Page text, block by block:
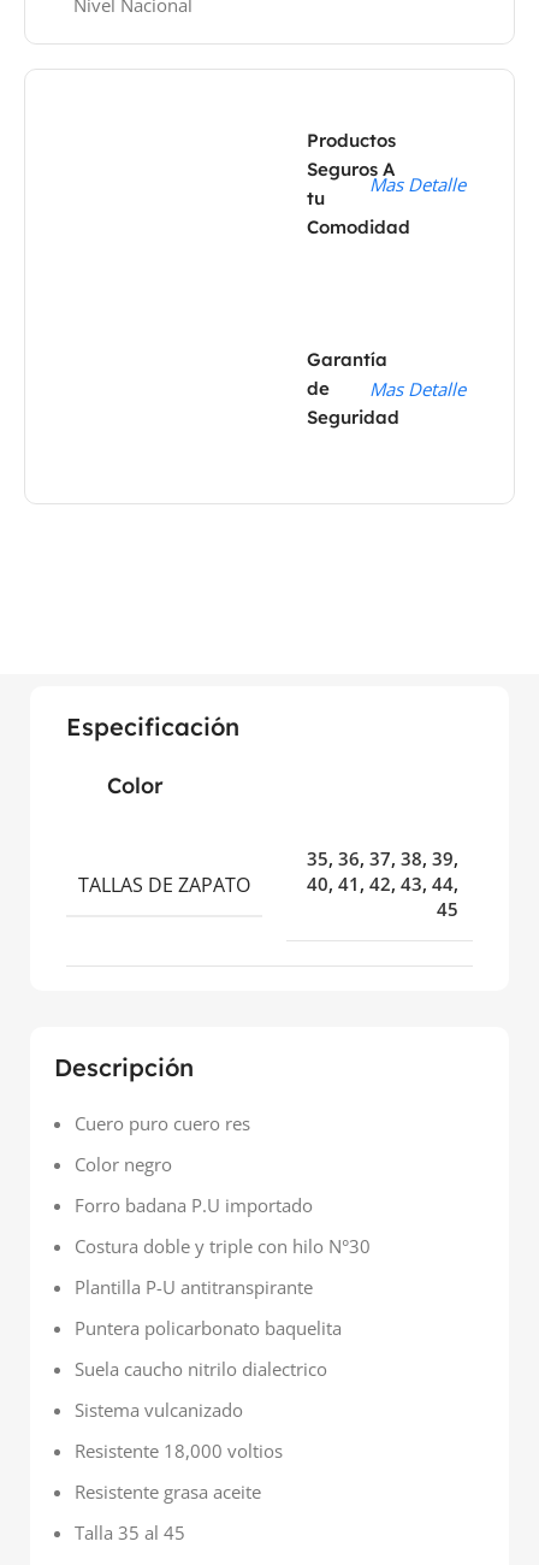
Productos
Seguros A
tu
Comodidad
Mas Detalle
Garantía
de
Seguridad
Mas Detalle
Descripción
Cuero puro cuero res
Color negro
Forro badana P.U importado
Costura doble y triple con hilo N°30
Plantilla P-U antitranspirante
Puntera policarbonato baquelita
Suela caucho nitrilo dialectrico
Sistema vulcanizado
Resistente 18,000 voltios
Resistente grasa aceite
Talla 35 al 45
Especificación
Color
TALLAS DE ZAPATO
35, 36, 37, 38, 39,
40, 41 , 42, 43, 44,
45